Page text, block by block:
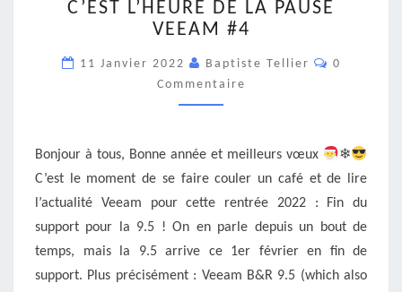
L’HEURE
DE
PAUSE
VEEAM
#4
C’EST L’HEURE DE LA PAUSE
VEEAM #4
11 Janvier 2022 Baptiste Tellier
0
Commentaire
Bonjour à tous, Bonne année et meilleurs vœux
❄
C’est le moment de se faire couler un café et de lire
l’actualité Veeam pour cette rentrée 2022 : Fin du
support pour la 9.5 ! On en parle depuis un bout de
temps, mais la 9.5 arrive ce 1er février en fin de
support. Plus précisément : Veeam B&R 9.5 (which also